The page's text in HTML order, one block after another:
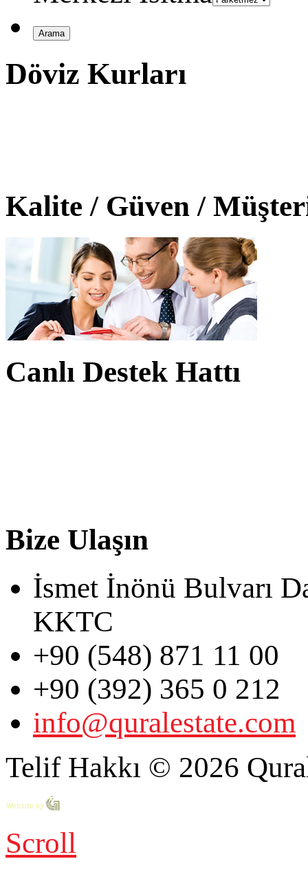
Döviz Kurları
Kalite / Güven /
Canlı Destek Hattı
Bize Ulaşın
İsmet İnönü Bulvarı
KKTC
+90 (548) 871 11 00
+90 (392) 365 0 212
info@quralestate.com
Telif Hakkı © 2026
Scroll